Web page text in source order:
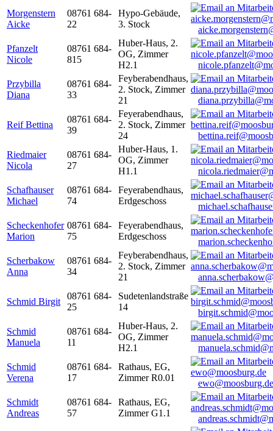
Morgenstern
Aicke
08761 684-
22
Hypo-Gebäude,
3. Stock
Pfanzelt
Nicole
08761 684-
815
Huber-Haus, 2.
OG, Zimmer
H2.1
Przybilla
Diana
08761 684-
33
Feyberabendhaus,
2. Stock, Zimmer
21
Reif Bettina
08761 684-
39
Feyerabendhaus,
2. Stock, Zimmer
24
Riedmaier
Nicola
08761 684-
27
Huber-Haus, 1.
OG, Zimmer
H1.1
Schafhauser
Michael
08761 684-
74
Feyerabendhaus,
Erdgeschoss
Scheckenhofer
Marion
08761 684-
75
Feyerabendhaus,
Erdgeschoss
Scherbakow
Anna
08761 684-
34
Feyberabendhaus,
2. Stock, Zimmer
21
Schmid Birgit
08761 684-
25
Sudetenlandstraße
14
Schmid
Manuela
08761 684-
11
Huber-Haus, 2.
OG, Zimmer
H2.1
Schmid
Verena
08761 684-
17
Rathaus, EG,
Zimmer R0.01
ewo@moosburg.de
Schmidt
Andreas
08761 684-
57
Rathaus, EG,
Zimmer G1.1